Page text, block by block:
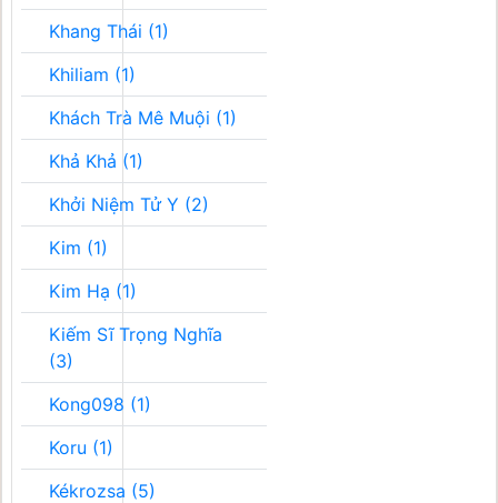
Khang Thái (1)
Khiliam (1)
Khách Trà Mê Muội (1)
Khả Khả (1)
Khởi Niệm Tử Y (2)
Kim (1)
Kim Hạ (1)
Kiếm Sĩ Trọng Nghĩa
(3)
Kong098 (1)
Koru (1)
Kékrozsa (5)